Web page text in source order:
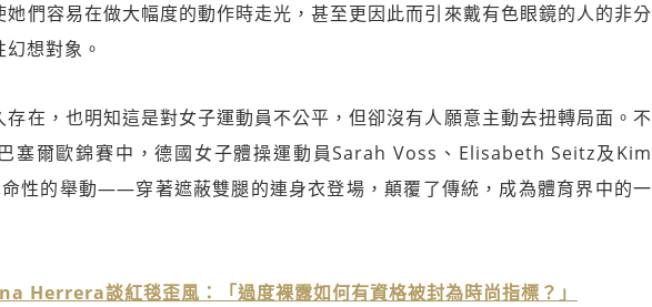
她們容易在做大幅度的動作時走光，甚至更因此而引來戴有色眼鏡的人的非分
想對象。
在，也明知這是對女子運動員不公平，但卻沒有人願意主動去扭轉局面。不
塞爾歐錦賽中，德國女子體操運動員Sarah Voss、Elisabeth Seitz及Kim
性的舉動——穿著遮蔽雙腿的連身衣登場，顛覆了傳統，成為體育界中的一
Herrera談紅毯歪風：「過度裸露如何有資格被封為時尚指標？」